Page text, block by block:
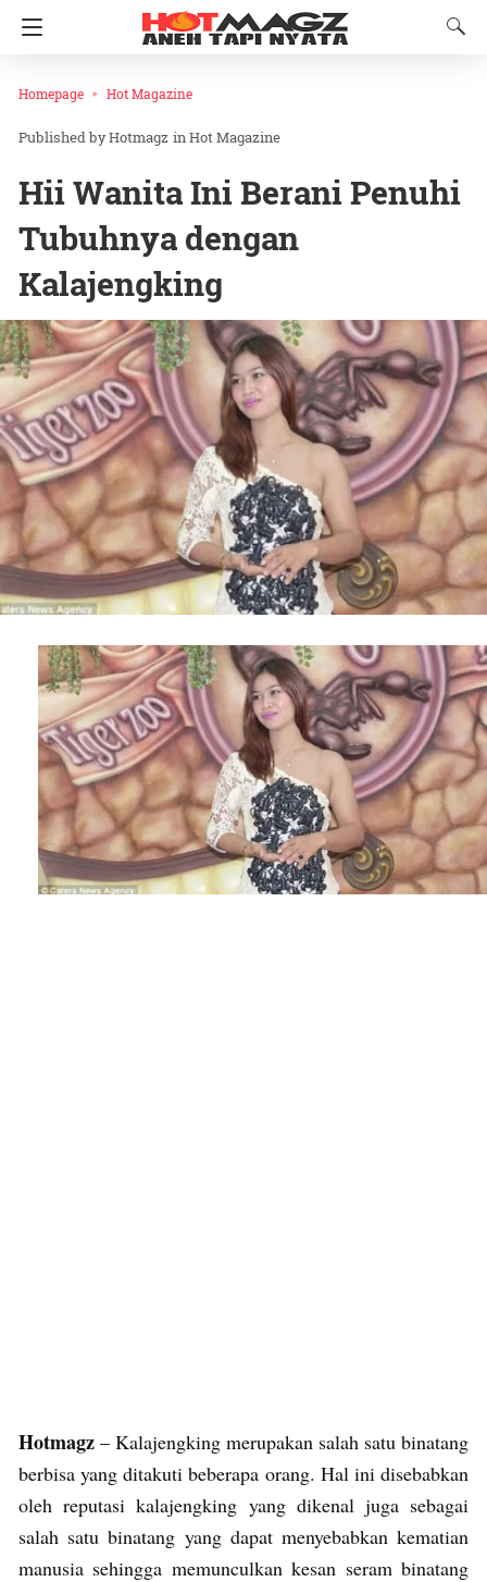
Homepage Hot Magazine
Hotmagz inHot Magazine
Hii Wanita Ini Berani Penuhi
Tubuhnya dengan
Kalajengking
Hotmagz – Kalajengking merupakan salah satu binatang
berbisa yang ditakuti beberapa orang. Hal ini disebabkan
oleh reputasi kalajengking yang dikenal juga sebagai
salah satu binatang yang dapat menyebabkan kematian
manusia sehingga memunculkan kesan seram binatang